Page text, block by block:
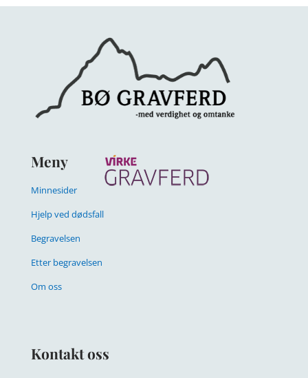
Meny
Minnesider
Hjelp ved dødsfall
Begravelsen
Etter begravelsen
Om oss
Kontakt oss